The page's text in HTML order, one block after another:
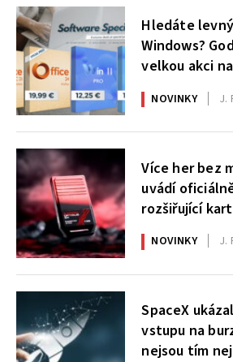
Hledáte
Windows?
velkou akci
NOVINKY J.
Více her bez
uvádí
rozšiřující
X|S
NOVINKY J.
SpaceX
vstupu na
nejsou tím